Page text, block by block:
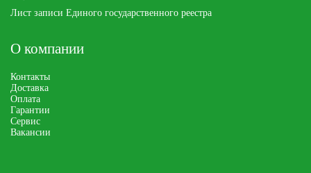
Лист записи Единого государственного реестра
О компании
Контакты
Доставка
Оплата
Гарантии
Сервис
Вакансии